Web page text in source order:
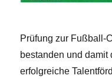
Prüfung zur Fußball-
bestanden und damit
erfolgreiche